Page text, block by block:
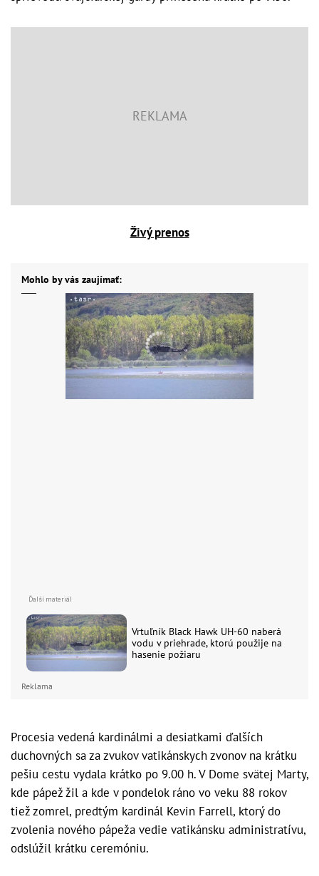
Živý prenos
Mohlo by vás zaujímať:
Vrtuľník Black Hawk UH-60 naberá
vodu v priehrade, ktorú použije na
hasenie požiaru
Reklama
Procesia vedená kardinálmi a desiatkami ďalších
duchovných sa za zvukov vatikánskych zvonov na krátku
pešiu cestu vydala krátko po 9.00 h. V Dome svätej Marty,
kde pápež žil a kde v pondelok ráno vo veku 88 rokov
tiež zomrel, predtým kardinál Kevin Farrell, ktorý do
zvolenia nového pápeža vedie vatikánsku administratívu,
odslúžil krátku ceremóniu.